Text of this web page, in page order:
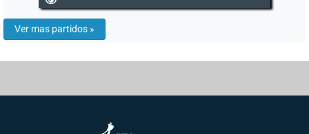
Ver mas partidos »